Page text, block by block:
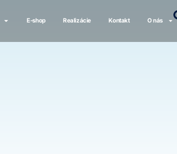
E-shop Realizácie Kontakt O nás